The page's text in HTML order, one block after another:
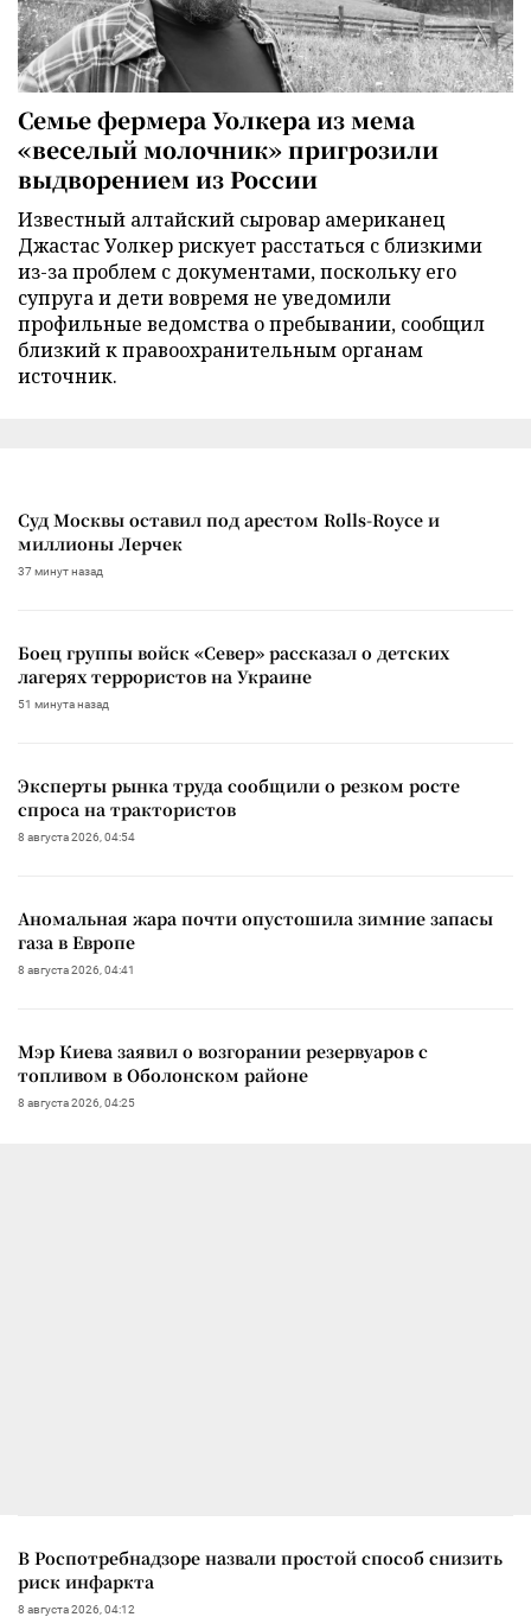
Семье фермера Уолкера из мема
«веселый молочник» пригрозили
выдворением из России
Известный алтайский сыровар американец
Джастас Уолкер рискует расстаться с близкими
из-за проблем с документами, поскольку его
супруга и дети вовремя не уведомили
профильные ведомства о пребывании, сообщил
близкий к правоохранительным органам
источник.
Суд Москвы оставил под арестом Rolls-Royce и
миллионы Лерчек
37 минут назад
Боец группы войск «Север» рассказал о детских
лагерях террористов на Украине
51 минута назад
Эксперты рынка труда сообщили о резком росте
спроса на трактористов
8 августа 2026, 04:54
Аномальная жара почти опустошила зимние запасы
газа в Европе
8 августа 2026, 04:41
Мэр Киева заявил о возгорании резервуаров с
топливом в Оболонском районе
8 августа 2026, 04:25
В Роспотребнадзоре назвали простой способ снизить
риск инфаркта
8 августа 2026, 04:12